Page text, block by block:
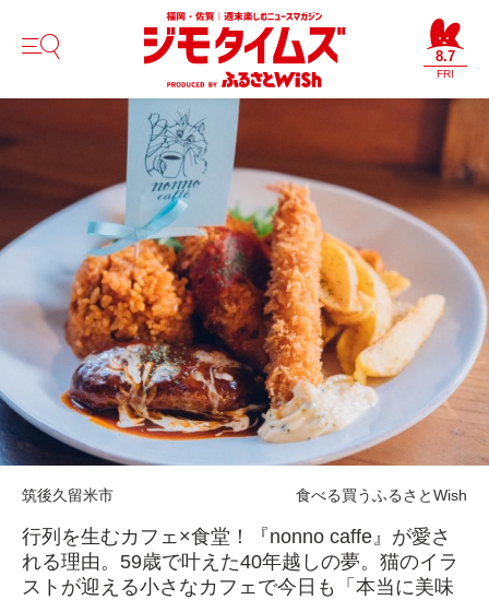
8.7
FRI
筑後久留米市 食べる買うふるさとWish
行列を生むカフェ×食堂！『nonno caffe』が愛さ
れる理由。59歳で叶えた40年越しの夢。猫のイラ
ストが迎える小さなカフェで今日も「本当に美味